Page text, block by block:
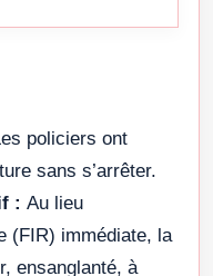
policiers ont
sans s’arrêter.
: Au lieu
(FIR) immédiate, la
ensanglanté, à